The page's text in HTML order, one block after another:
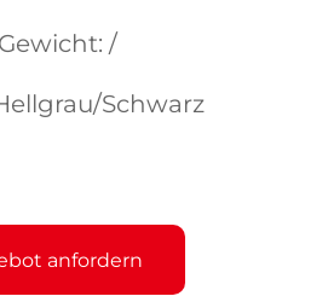
Gewicht: /
Schwarz
anfordern